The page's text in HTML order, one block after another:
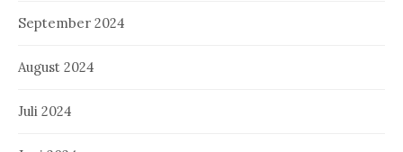
September 2024
August 2024
Juli 2024